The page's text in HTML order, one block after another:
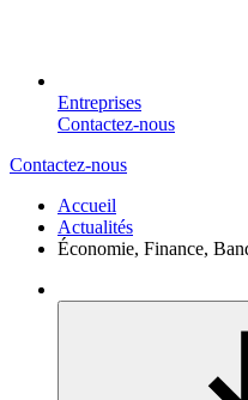
Entreprises
Contactez-nous
Contactez-nous
Accueil
Actualités
Économie, Finance,